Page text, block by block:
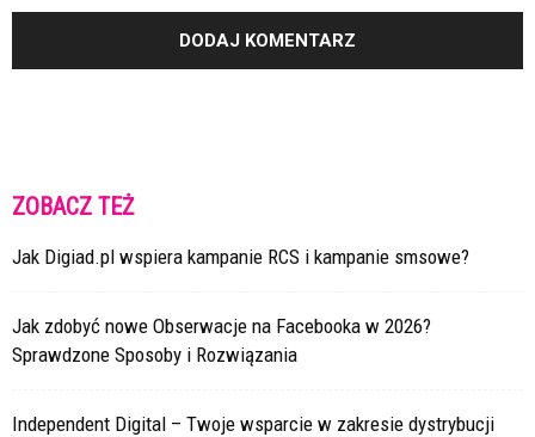
ZOBACZ TEŻ
Jak Digiad.pl wspiera kampanie RCS i kampanie smsowe?
Jak zdobyć nowe Obserwacje na Facebooka w 2026?
Sprawdzone Sposoby i Rozwiązania
Independent Digital – Twoje wsparcie w zakresie dystrybucji